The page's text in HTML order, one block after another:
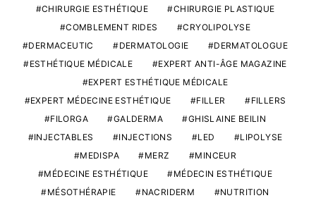
CHIRURGIE ESTHÉTIQUE
CHIRURGIE PLASTIQUE
COMBLEMENT RIDES
CRYOLIPOLYSE
DERMACEUTIC
DERMATOLOGIE
DERMATOLOGUE
ESTHÉTIQUE MÉDICALE
EXPERT ANTI-ÂGE MAGAZINE
EXPERT ESTHÉTIQUE MÉDICALE
EXPERT MÉDECINE ESTHÉTIQUE
FILLER
FILLERS
FILORGA
GALDERMA
GHISLAINE BEILIN
INJECTABLES
INJECTIONS LED
LIPOLYSE
MEDISPA
MERZ
MINCEUR
MÉDECINE ESTHÉTIQUE
MÉDECIN ESTHÉTIQUE
MÉSOTHÉRAPIE
NACRIDERM
NUTRITION